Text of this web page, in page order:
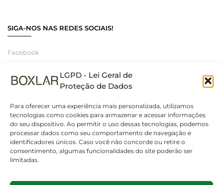
LGPD - Lei Geral de
Proteção de Dados
Para oferecer uma experiência mais personalizada, utilizamos
tecnologias como cookies para armazenar e acessar informações
do seu dispositivo. Ao permitir o uso dessas tecnologias, podemos
processar dados como seu comportamento de navegação e
identificadores únicos. Caso você não concorde ou retire o
consentimento, algumas funcionalidades do site poderão ser
limitadas.
SIGA-NOS NAS REDES SOCIAIS!
Facebook
Linkedin
© 2025 Boxlar | Soluções em iluminação, elétrica e smart home.
Todos os direitos reservados. – CNPJ 55.267.682/0001-95